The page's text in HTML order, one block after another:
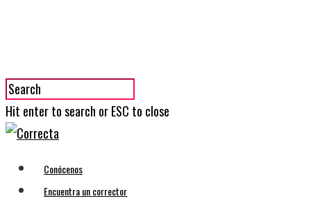
Hit enter to search or ESC to close
Conócenos
Encuentra un corrector